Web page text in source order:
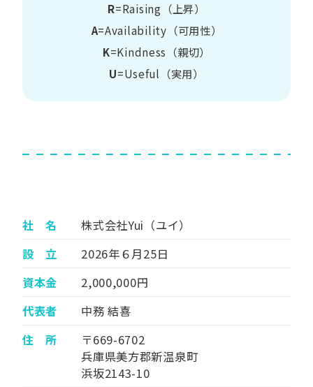
R=Raising（上昇）
A=Availability​（可用性）
K=Kindness​（親切）
U=Useful​（実用）​
社 名
株式会社Yui（ユイ）
設 立
2026年６月25日
資本金
2,000,000円
代表者
中務 結喜
住 所
〒669-6702
兵庫県美方郡新温泉町
浜坂2143-10